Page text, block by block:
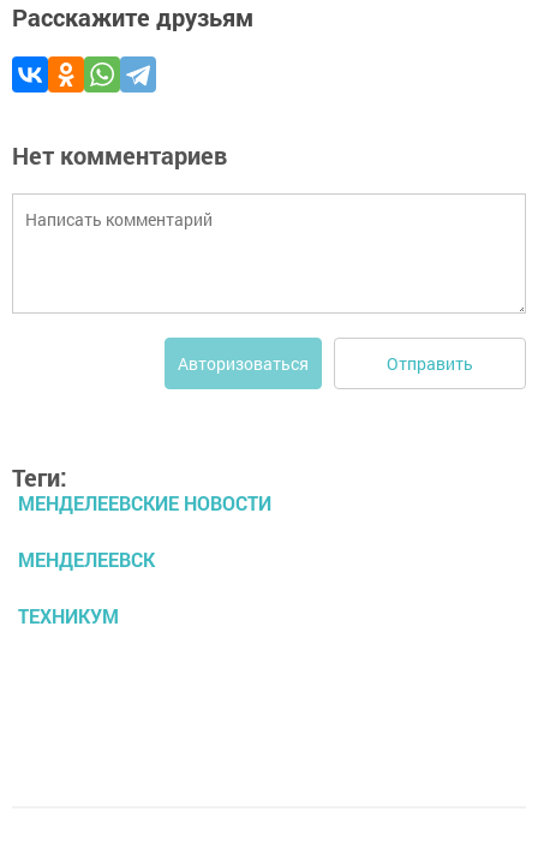
Расскажите друзьям
Нет комментариев
Авторизоваться Отправить
Теги:
МЕНДЕЛЕЕВСКИЕ НОВОСТИ
МЕНДЕЛЕЕВСК
ТЕХНИКУМ